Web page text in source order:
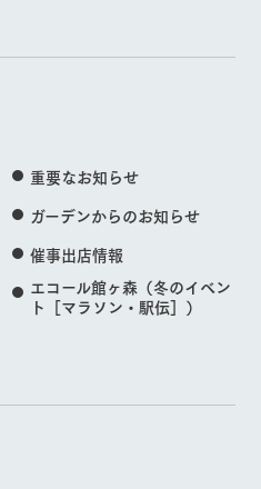
重要なお知らせ
ガーデンからのお知らせ
催事出店情報
エコール館ヶ森（冬のイベン
ト［マラソン・駅伝］）